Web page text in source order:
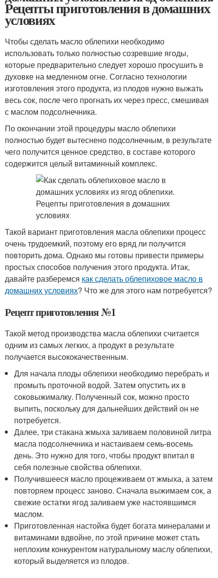
Рецепты приготовления в домашних
условиях
Чтобы сделать масло облепихи необходимо
использовать только полностью созревшие ягоды,
которые предварительно следует хорошо просушить в
духовке на медленном огне. Согласно технологии
изготовления этого продукта, из плодов нужно выжать
весь сок, после чего прогнать их через пресс, смешивая
с маслом подсолнечника.
По окончании этой процедуры масло облепихи
полностью будет вытеснено подсолнечным, в результате
чего получится ценное средство, в составе которого
содержится целый витаминный комплекс.
Такой вариант приготовления масла облепихи процесс
очень трудоемкий, поэтому его вряд ли получится
повторить дома. Однако мы готовы привести примеры
простых способов получения этого продукта. Итак,
давайте разберемся как сделать облепиховое масло в
домашних условиях? Что же для этого нам потребуется?
Рецепт приготовления №1
Такой метод производства масла облепихи считается
одним из самых легких, а продукт в результате
получается высококачественным.
Для начала плоды облепихи необходимо перебрать и
промыть проточной водой. Затем опустить их в
соковыжималку. Полученный сок, можно просто
выпить, поскольку для дальнейших действий он не
потребуется.
Далее, три стакана жмыха заливаем половиной литра
масла подсолнечника и настаиваем семь-восемь
день. Это нужно для того, чтобы продукт впитал в
себя полезные свойства облепихи.
Получившееся масло процеживаем от жмыха, а затем
повторяем процесс заново. Сначала выжимаем сок, а
свежие остатки ягод заливаем уже настоявшимся
маслом.
Приготовленная настойка будет богата минералами и
витаминами вдвойне, по этой причине может стать
неплохим конкурентом натуральному маслу облепихи,
который выделяется из плодов.